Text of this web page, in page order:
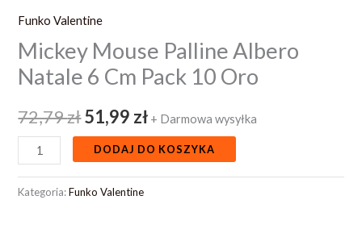
Funko Valentine
Mickey Mouse Palline Albero
Natale 6 Cm Pack 10 Oro
72,79zł51,99 zł + Darmowa wysyłka
DODAJ DO KOSZYKA
Kategoria:Funko Valentine